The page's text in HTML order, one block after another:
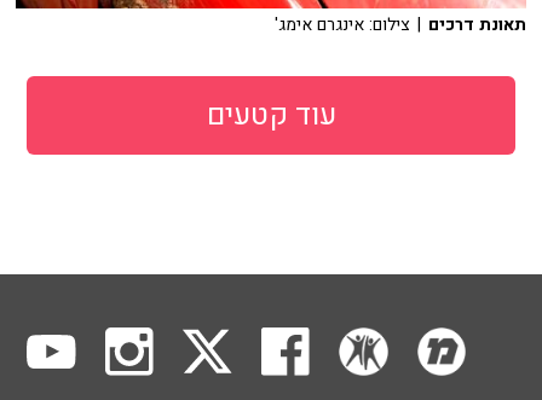
תאונת דרכים | צילום: אינגרם אימג'
עוד קטעים